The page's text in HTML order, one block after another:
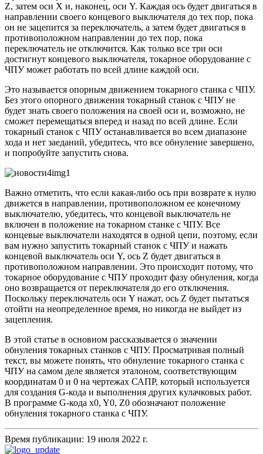
Z, затем оси X и, наконец, оси Y. Каждая ось будет двигаться в
направлении своего концевого выключателя до тех пор, пока
он не зацепится за переключатель, а затем будет двигаться в
противоположном направлении до тех пор, пока
переключатель не отключится. Как только все три оси
достигнут концевого выключателя, токарное оборудование с
ЧПУ может работать по всей длине каждой оси.
Это называется опорным движением токарного станка с ЧПУ.
Без этого опорного движения токарный станок с ЧПУ не
будет знать своего положения на своей оси и, возможно, не
сможет перемещаться вперед и назад по всей длине. Если
токарный станок с ЧПУ останавливается во всем диапазоне
хода и нет заеданий, убедитесь, что все обнуление завершено,
и попробуйте запустить снова.
Важно отметить, что если какая-либо ось при возврате к нулю
движется в направлении, противоположном ее конечному
выключателю, убедитесь, что концевой выключатель не
включен в положение на токарном станке с ЧПУ. Все
концевые выключатели находятся в одной цепи, поэтому, если
вам нужно запустить токарный станок с ЧПУ и нажать
концевой выключатель оси Y, ось Z будет двигаться в
противоположном направлении. Это происходит потому, что
токарное оборудование с ЧПУ проходит фазу обнуления, когда
оно возвращается от переключателя до его отключения.
Поскольку переключатель оси Y нажат, ось Z будет пытаться
отойти на неопределенное время, но никогда не выйдет из
зацепления.
В этой статье в основном рассказывается о значении
обнуления токарных станков с ЧПУ. Просматривая полный
текст, вы можете понять, что обнуление токарного станка с
ЧПУ на самом деле является эталоном, соответствующим
координатам 0 и 0 на чертежах САПР, который используется
для создания G-кода и выполнения других кулачковых работ.
В программе G-кода x0, Y0, Z0 обозначают положение
обнуления токарного станка с ЧПУ.
Время публикации: 19 июля 2022 г.